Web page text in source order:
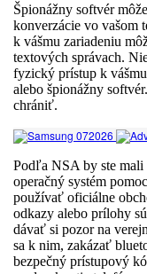
Špionážny softvér
konverzácie vo vašom
k vášmu zariadeniu
textových správach.
fyzický prístup k
alebo špionážny
chrániť.
Podľa NSA by ste mali
operačný systém
používať oficiálne
odkazy alebo prílohy
dávať si pozor na
sa k nim, zakázať
bezpečný prístupový